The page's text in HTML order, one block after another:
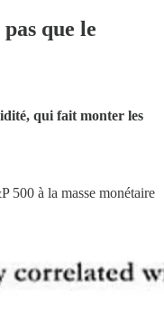
que le
qui fait monter les
500 à la masse monétaire